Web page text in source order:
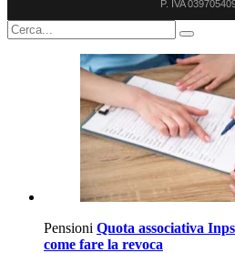
P. IVA
Pensioni Quota associativa
come fare la revoca